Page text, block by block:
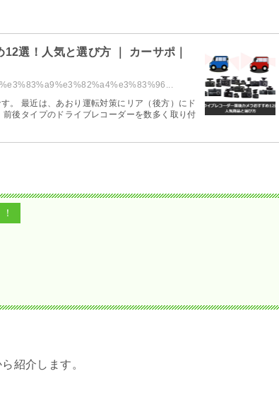
選！人気と選び方 ｜ カーサポ｜
。 最近は、あおり運転対策にリア（後方）にド
後タイプのドライブレコーダーを数多く取り付
紹介します。